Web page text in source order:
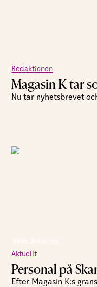
Redaktionen
Magasin K tar
Nu tar nyhetsbrevet
Aktuellt
Personal på
Efter Magasin K:s